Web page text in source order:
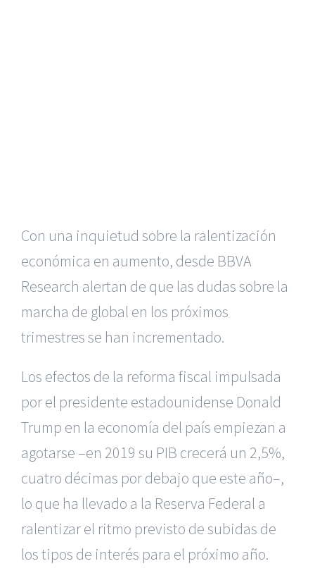
Con una inquietud sobre la ralentización
económica en aumento, desde BBVA
Research alertan de que las dudas sobre la
marcha de global en los próximos
trimestres se han incrementado.
Los efectos de la reforma fiscal impulsada
por el presidente estadounidense Donald
Trump en la economía del país empiezan a
agotarse –en 2019 su PIB crecerá un 2,5%,
cuatro décimas por debajo que este año–,
lo que ha llevado a la Reserva Federal a
ralentizar el ritmo previsto de subidas de
los tipos de interés para el próximo año.